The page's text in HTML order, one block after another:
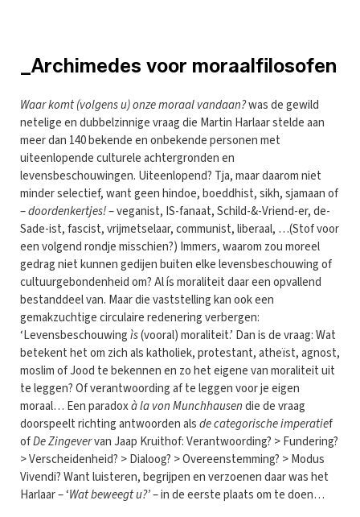
_Archimedes voor moraalfilosofen
Waar komt (volgens u) onze moraal vandaan?was de gewild
netelige en dubbelzinnige vraag die Martin Harlaar stelde aan
meer dan 140 bekende en onbekende personen met
uiteenlopende culturele achtergronden en
levensbeschouwingen. Uiteenlopend? Tja, maar daarom niet
minder selectief, want geen hindoe, boeddhist, sikh, sjamaan of
–doordenkertjes!– veganist, IS-fanaat, Schild-&-Vriend-er, de-
Sade-ist, fascist, vrijmetselaar, communist, liberaal, …(Stof voor
een volgend rondje misschien?) Immers, waarom zou moreel
gedrag niet kunnen gedijen buiten elke levensbeschouwing of
cultuurgebondenheid om? Al ís moraliteit daar een opvallend
bestanddeel van. Maar die vaststelling kan ook een
gemakzuchtige circulaire redenering verbergen:
‘Levensbeschouwingìs(vooral) moraliteit.’ Dan is de vraag: Wat
betekent het om zich als katholiek, protestant, atheïst, agnost,
moslim of Jood te bekennen en zo het eigene van moraliteit uit
te leggen? Of verantwoording af te leggen voor je eigen
moraal… Een paradoxà la von Munchhausendie de vraag
doorspeelt richting antwoorden alsde categorische imperatief
ofDe Zingevervan Jaap Kruithof: Verantwoording? > Fundering?
> Verscheidenheid? > Dialoog? > Overeenstemming? > Modus
Vivendi? Want luisteren, begrijpen en verzoenen daar was het
Harlaar – ‘Wat beweegt u?’– in de eerste plaats om te doen…